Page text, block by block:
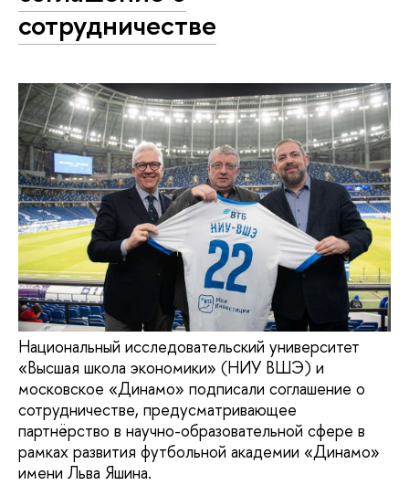
сотрудничестве
Национальный исследовательский университет
«Высшая школа экономики» (НИУ ВШЭ) и
московское «Динамо» подписали соглашение о
сотрудничестве, предусматривающее
партнёрство в научно-образовательной сфере в
рамках развития футбольной академии «Динамо»
имени Льва Яшина.